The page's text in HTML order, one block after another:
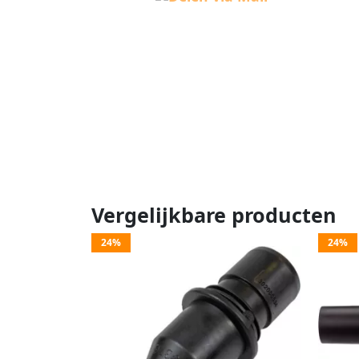
Vergelijkbare producten
24% 24%